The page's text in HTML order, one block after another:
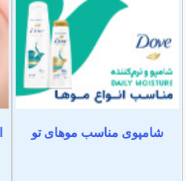
شامپوی مناسب موهای تو